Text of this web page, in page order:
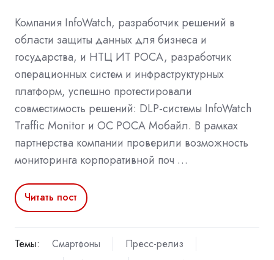
Компания InfoWatch, разработчик решений в
области защиты данных для бизнеса и
государства, и НТЦ ИТ РОСА, разработчик
операционных систем и инфраструктурных
платформ, успешно протестировали
совместимость решений: DLP-системы InfoWatch
Traffic Monitor и ОС РОСА Мобайл. В рамках
партнерства компании проверили возможность
мониторинга корпоративной поч …
Читать пост
Темы: Смартфоны
Пресс-релиз